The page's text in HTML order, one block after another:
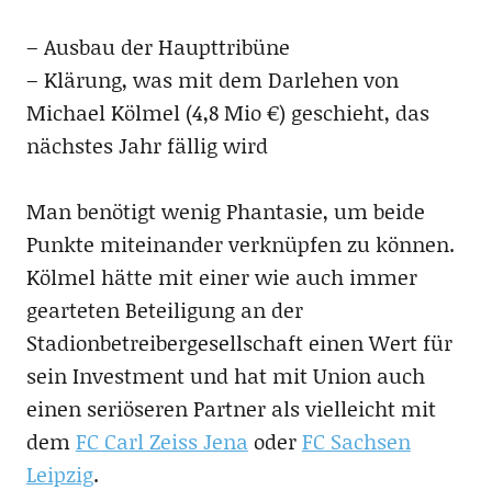
– Ausbau der Haupttribüne
– Klärung, was mit dem Darlehen von
Michael Kölmel (4,8 Mio €) geschieht, das
nächstes Jahr fällig wird
Man benötigt wenig Phantasie, um beide
Punkte miteinander verknüpfen zu können.
Kölmel hätte mit einer wie auch immer
gearteten Beteiligung an der
Stadionbetreibergesellschaft einen Wert für
sein Investment und hat mit Union auch
einen seriöseren Partner als vielleicht mit
demFC Carl Zeiss JenaoderFC Sachsen
Leipzig.